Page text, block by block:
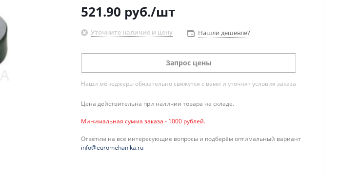
521.90 руб./шт
Уточните наличие и цену Нашли дешевле?
Запрос цены
Наши менеджеры обязательно свяжутся с вами и уточнят условия заказа
Цена действительна при наличии товара на складе.
Минимальная сумма заказа - 1000 рублей.
Ответим на все интересующие вопросы и подберём оптимальный вариант
info@euromehanika.ru